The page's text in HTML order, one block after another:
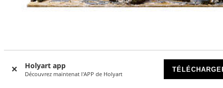
Holyart app
Découvrez maintenat l'APP de Holyart
Crèche napolitaine avec fontaine style arabe 50x90x45 cm
santons 8-10 cm